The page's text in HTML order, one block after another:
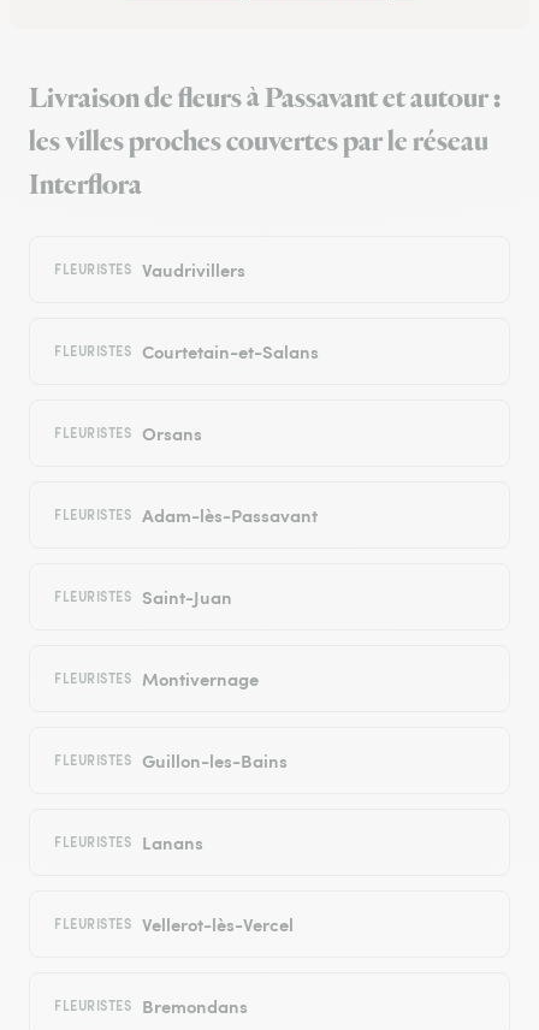
Livraison de fleurs à Passavant et autour :
les villes proches couvertes par le réseau
Interflora
FLEURISTES Vaudrivillers
FLEURISTES Courtetain-et-Salans
FLEURISTES Orsans
FLEURISTES Adam-lès-Passavant
FLEURISTES Saint-Juan
FLEURISTES Montivernage
FLEURISTES Guillon-les-Bains
FLEURISTES Lanans
FLEURISTES Vellerot-lès-Vercel
FLEURISTES Bremondans